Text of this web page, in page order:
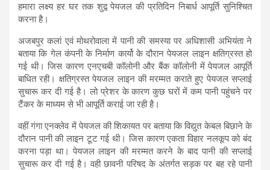
हमारा लक्ष्य हर घर तक शुद्व पेयजल की प्रतिदिन निबार्ध आपूर्ति सुनिश्चित
करना है।
अजबपुर कलां एवं मोथरोवाला में पानी की समस्या पर अधिशासी अभियंता ने
बताया कि गेल कंपनी के निर्माण कार्यो के दौरान पेयजल लाइन क्षतिग्रस्त हो
गई थी। जिस कारण एनएचबी कॉलोनी और बैंक कॉलोनी में पेयजल आपूर्ति
बाधित रही। क्षतिग्रस्त पेयजल लाइन की मरम्मत कराते हुए पेयजल सप्लाई
सुचारू कर दी गई है। लो प्रेशर के कारण कुछ घरों में कम पानी पहुंचने पर
टैंकर के माध्यम से भी आपूर्ति कराई जा रही है।
वहीं गंगा एनक्लेव में पेयजल की शिकायत पर बताया कि विद्युत केबल बिछाने के
दौरान पानी की लाइन टूट गई थी। जिस कारण एकता विहार नलकूप को बंद
करना पड़ा था। पेयजल लाइन की मरम्मत करने के बाद पानी की सप्लाई
सुचारू कर दी गई है। वही छावनी परिषद के अंतर्गत सड़क पर बह रहे पानी